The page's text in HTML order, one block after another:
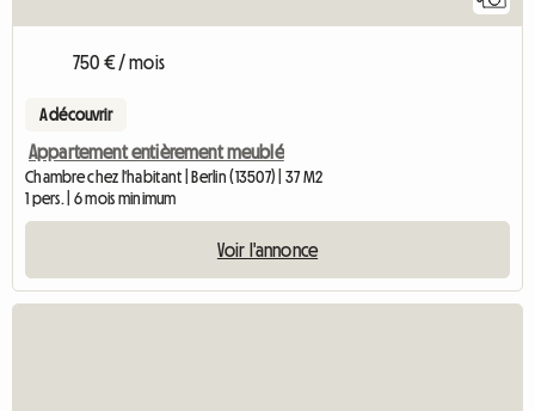
750 € / mois
A découvrir
Appartement entièrement meublé
Chambre chez l'habitant | Berlin (13507) | 37 M2
1 pers. | 6 mois minimum
Voir l'annonce